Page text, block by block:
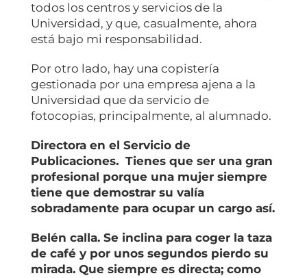
todos los centros y servicios de la
Universidad, y que, casualmente, ahora
está bajo mi responsabilidad.
Por otro lado, hay una copistería
gestionada por una empresa ajena a la
Universidad que da servicio de
fotocopias, principalmente, al alumnado.
Directora en el Servicio de
Publicaciones. Tienes que ser una gran
profesional porque una mujer siempre
tiene que demostrar su valía
sobradamente para ocupar un cargo así.
Belén calla. Se inclina para coger la taza
de café y por unos segundos pierdo su
mirada. Que siempre es directa; como